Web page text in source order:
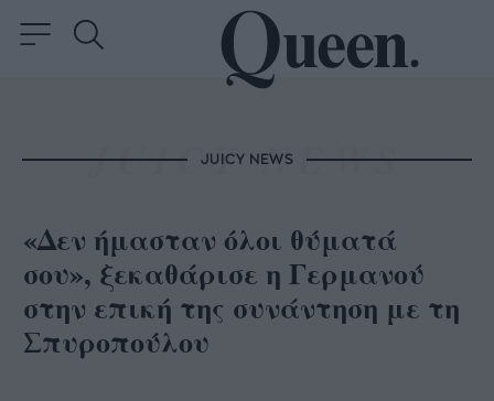
JUICY NEWS
«Δεν ήμασταν όλοι θύματά
σου», ξεκαθάρισε η Γερμανού
στην επική της συνάντηση με τη
Σπυροπούλου